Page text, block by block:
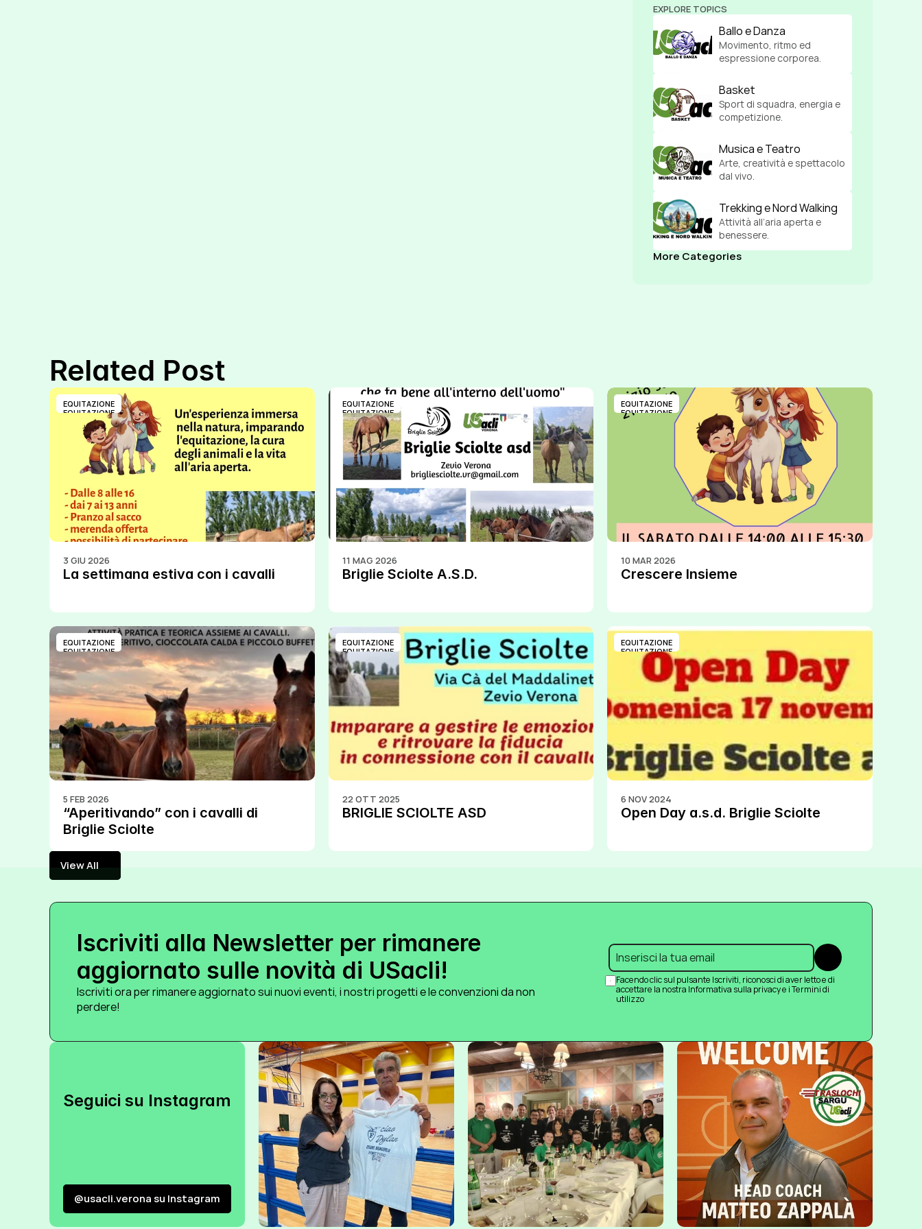
EXPLORE TOPICS
Ballo e Danza
Movimento, ritmo ed
espressione corporea.
Basket
Sport di squadra, energia e
competizione.
Musica e Teatro
Arte, creatività e spettacolo
dal vivo.
Trekking e Nord Walking
Attività all’aria aperta e
benessere.
More Categories
Related Post
EQUITAZIONE
EQUITAZIONE
3 GIU 2026
La settimana estiva con i cavalli
EQUITAZIONE
EQUITAZIONE
11 MAG 2026
Briglie Sciolte A.S.D.
EQUITAZIONE
EQUITAZIONE
10 MAR 2026
Crescere Insieme
EQUITAZIONE
EQUITAZIONE
5 FEB 2026
“Aperitivando” con i cavalli di
Briglie Sciolte
EQUITAZIONE
EQUITAZIONE
22 OTT 2025
BRIGLIE SCIOLTE ASD
EQUITAZIONE
EQUITAZIONE
6 NOV 2024
Open Day a.s.d. Briglie Sciolte
View All
View All
Iscriviti alla Newsletter per rimanere
aggiornato sulle novità di USacli!
Iscriviti ora per rimanere aggiornato sui nuovi eventi, i nostri progetti e le convenzioni da non
perdere!
Submit
Facendo clic sul pulsante Iscriviti, riconosci di aver letto e di
accettare la nostra Informativa sulla privacy e i Termini di
utilizzo
Seguici su Instagram
@usacli.verona su Instagram
@usacli.verona su Instagram